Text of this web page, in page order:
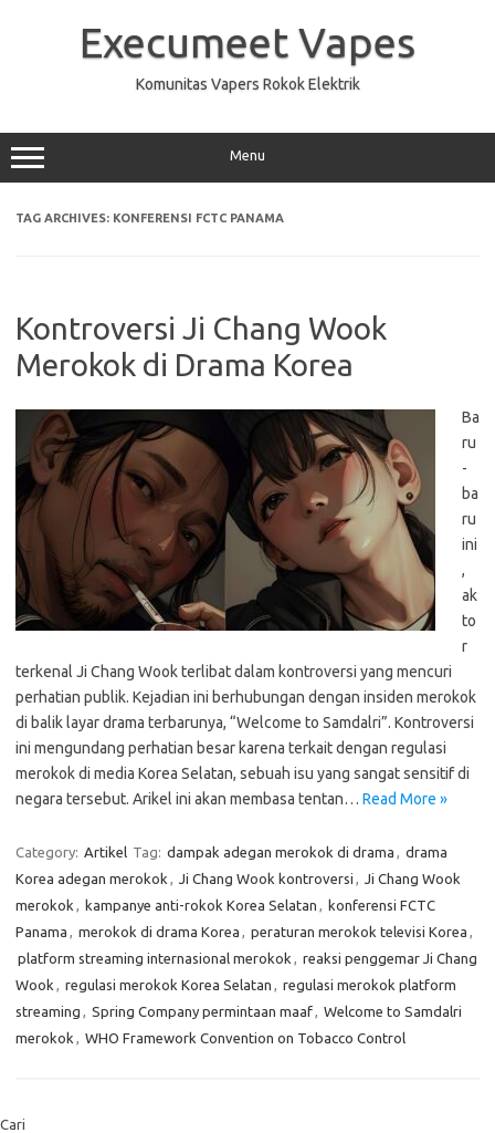
Execumeet Vapes
Komunitas Vapers Rokok Elektrik
Menu
TAG ARCHIVES: KONFERENSI FCTC PANAMA
Kontroversi Ji Chang Wook
Merokok di Drama Korea
Ba
ru
-
ba
ru
ini
,
ak
to
r
terkenal Ji Chang Wook terlibat dalam kontroversi yang mencuri
perhatian publik. Kejadian ini berhubungan dengan insiden merokok
di balik layar drama terbarunya, “Welcome to Samdalri”. Kontroversi
ini mengundang perhatian besar karena terkait dengan regulasi
merokok di media Korea Selatan, sebuah isu yang sangat sensitif di
negara tersebut. Arikel ini akan membasa tentan… Read More »
Category: Artikel Tag: dampak adegan merokok di drama , drama
Korea adegan merokok , Ji Chang Wook kontroversi , Ji Chang Wook
merokok , kampanye anti-rokok Korea Selatan , konferensi FCTC
Panama , merokok di drama Korea , peraturan merokok televisi Korea ,
platform streaming internasional merokok , reaksi penggemar Ji Chang
Wook , regulasi merokok Korea Selatan , regulasi merokok platform
streaming , Spring Company permintaan maaf, Welcome to Samdalri
merokok , WHO Framework Convention on Tobacco Control
Cari